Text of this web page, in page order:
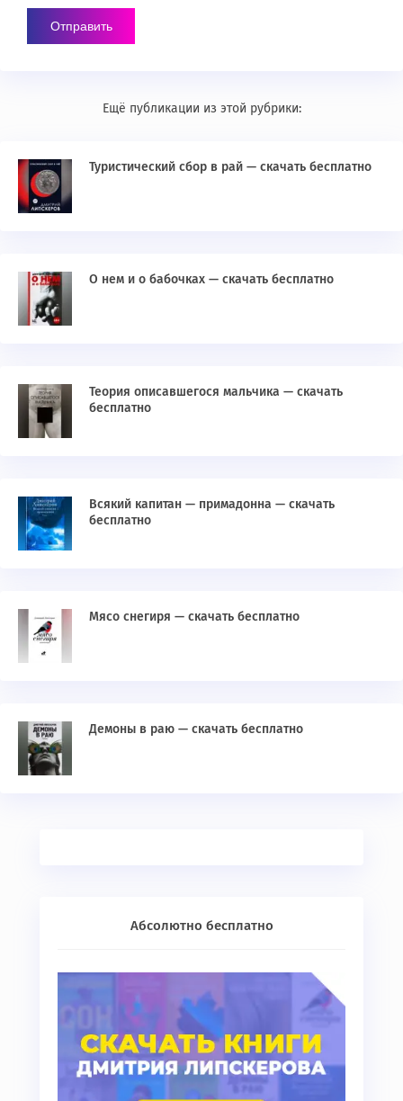
Ещё публикации из этой рубрики:
Туристический сбор в рай — скачать бесплатно
О нем и о бабочках — скачать бесплатно
Теория описавшегося мальчика — скачать
бесплатно
Всякий капитан — примадонна — скачать
бесплатно
Мясо снегиря — скачать бесплатно
Демоны в раю — скачать бесплатно
Абсолютно бесплатно